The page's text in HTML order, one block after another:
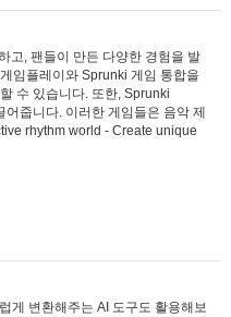
고, 팬들이 만든 다양한 경험을 발
임플레이와 Sprunki 게임 통합을
수 있습니다. 또한, Sprunki
줍니다. 이러한 게임들은 음악 제
rhythm world - Create unique
게 변환해주는 AI 도구도 활용해보